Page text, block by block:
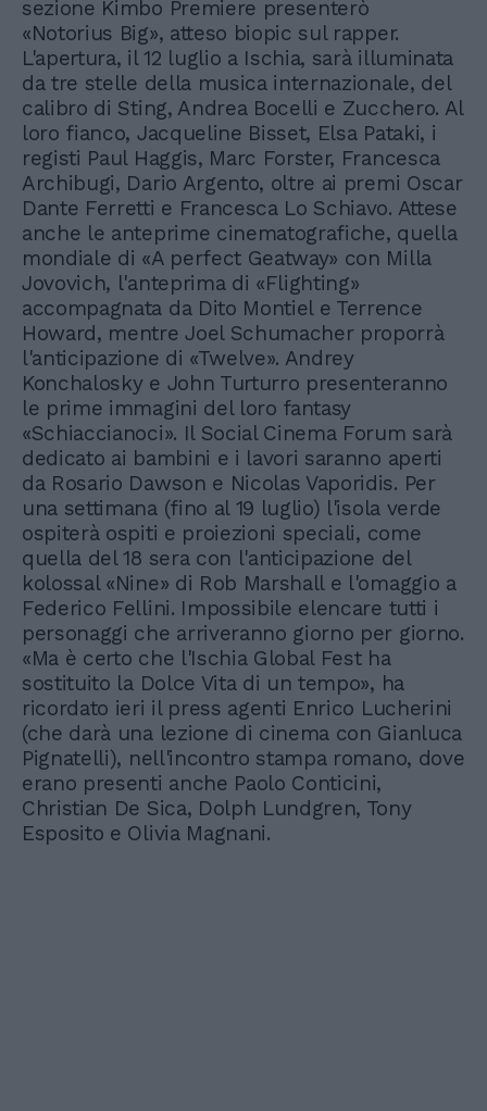
sezione Kimbo Premiere presenterò
«Notorius Big», atteso biopic sul rapper.
L'apertura, il 12 luglio a Ischia, sarà illuminata
da tre stelle della musica internazionale, del
calibro di Sting, Andrea Bocelli e Zucchero. Al
loro fianco, Jacqueline Bisset, Elsa Pataki, i
registi Paul Haggis, Marc Forster, Francesca
Archibugi, Dario Argento, oltre ai premi Oscar
Dante Ferretti e Francesca Lo Schiavo. Attese
anche le anteprime cinematografiche, quella
mondiale di «A perfect Geatway» con Milla
Jovovich, l'anteprima di «Flighting»
accompagnata da Dito Montiel e Terrence
Howard, mentre Joel Schumacher proporrà
l'anticipazione di «Twelve». Andrey
Konchalosky e John Turturro presenteranno
le prime immagini del loro fantasy
«Schiaccianoci». Il Social Cinema Forum sarà
dedicato ai bambini e i lavori saranno aperti
da Rosario Dawson e Nicolas Vaporidis. Per
una settimana (fino al 19 luglio) l'isola verde
ospiterà ospiti e proiezioni speciali, come
quella del 18 sera con l'anticipazione del
kolossal «Nine» di Rob Marshall e l'omaggio a
Federico Fellini. Impossibile elencare tutti i
personaggi che arriveranno giorno per giorno.
«Ma è certo che l'Ischia Global Fest ha
sostituito la Dolce Vita di un tempo», ha
ricordato ieri il press agenti Enrico Lucherini
(che darà una lezione di cinema con Gianluca
Pignatelli), nell'incontro stampa romano, dove
erano presenti anche Paolo Conticini,
Christian De Sica, Dolph Lundgren, Tony
Esposito e Olivia Magnani.